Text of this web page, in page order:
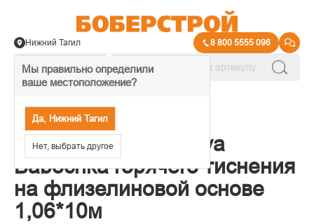
Мы правильно определили
ваше местоположение?
Да, Нижний Тагил
Нет, выбрать другое
Нижний Тагил 8 800 5555 096
Обои Victoria Stenova
Babochka горячего тиснения
на флизелиновой основе
1,06*10м